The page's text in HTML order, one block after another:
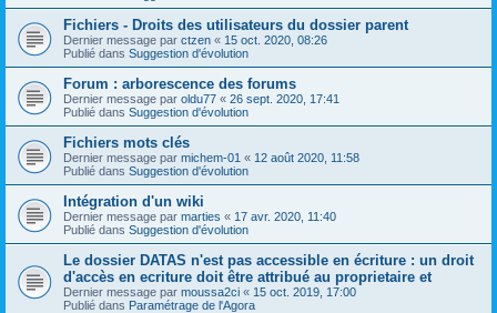
Fichiers - Droits des utilisateurs du dossier parent
Dernier message par ctzen « 15 oct. 2020, 08:26
Publié dans Suggestion d'évolution
Forum : arborescence des forums
Dernier message par oldu77 « 26 sept. 2020, 17:41
Publié dans Suggestion d'évolution
Fichiers mots clés
Dernier message par michem-01 « 12 août 2020, 11:58
Publié dans Suggestion d'évolution
Intégration d'un wiki
Dernier message par marties « 17 avr. 2020, 11:40
Publié dans Suggestion d'évolution
Le dossier DATAS n'est pas accessible en écriture : un droit
d'accès en ecriture doit être attribué au proprietaire et
Dernier message par moussa2ci « 15 oct. 2019, 17:00
Publié dans Paramétrage de l'Agora